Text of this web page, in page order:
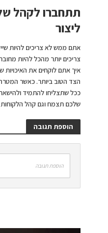
תתחברו לקהל
ליצור
אתם ממש לא צריכים להיות
צריכים יותר מהכל להיות
איך אתם לוקחים את
הצד הטוב ביותר. כאשר
ככל שתצליחו להתמיד
שלכם תצמח וגם קהל
הוספת תגובה
הוספת תגובה